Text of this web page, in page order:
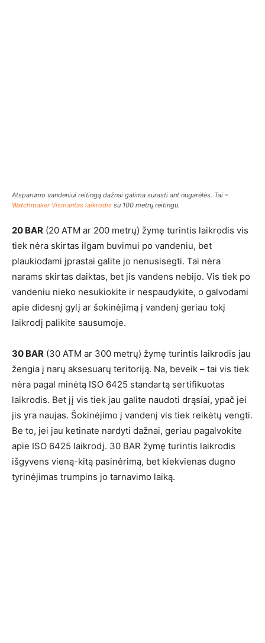
Atsparumo vandeniui reitingą dažnai galima surasti ant nugarėlės. Tai –
Watchmaker Vismantas laikrodis su 100 metrų reitingu.
20 BAR (20 ATM ar 200 metrų) žymę turintis laikrodis vis
tiek nėra skirtas ilgam buvimui po vandeniu, bet
plaukiodami įprastai galite jo nenusisegti. Tai nėra
narams skirtas daiktas, bet jis vandens nebijo. Vis tiek po
vandeniu nieko nesukiokite ir nespaudykite, o galvodami
apie didesnį gylį ar šokinėjimą į vandenį geriau tokį
laikrodį palikite sausumoje.
30 BAR (30 ATM ar 300 metrų) žymę turintis laikrodis jau
žengia į narų aksesuarų teritoriją. Na, beveik – tai vis tiek
nėra pagal minėtą ISO 6425 standartą sertifikuotas
laikrodis. Bet jį vis tiek jau galite naudoti drąsiai, ypač jei
jis yra naujas. Šokinėjimo į vandenį vis tiek reikėtų vengti.
Be to, jei jau ketinate nardyti dažnai, geriau pagalvokite
apie ISO 6425 laikrodį. 30 BAR žymę turintis laikrodis
išgyvens vieną-kitą pasinėrimą, bet kiekvienas dugno
tyrinėjimas trumpins jo tarnavimo laiką.